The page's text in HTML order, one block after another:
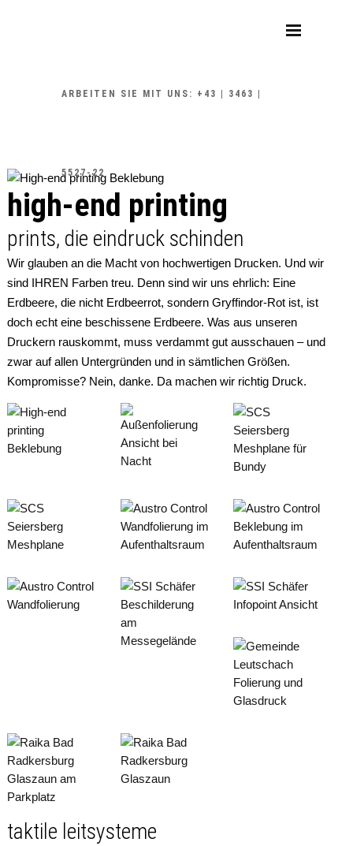
ARBEITEN SIE MIT UNS: +43 | 3463 |
5527-22
high-end printing
prints, die eindruck schinden
Wir glauben an die Macht von hochwertigen Drucken. Und wir
sind IHREN Farben treu. Denn sind wir uns ehrlich: Eine
Erdbeere, die nicht Erdbeerrot, sondern Gryffindor-Rot ist, ist
doch echt eine beschissene Erdbeere. Was aus unseren
Druckern rauskommt, muss verdammt gut ausschauen – und
zwar auf allen Untergründen und in sämtlichen Größen.
Kompromisse? Nein, danke. Da machen wir richtig Druck.
taktile leitsysteme